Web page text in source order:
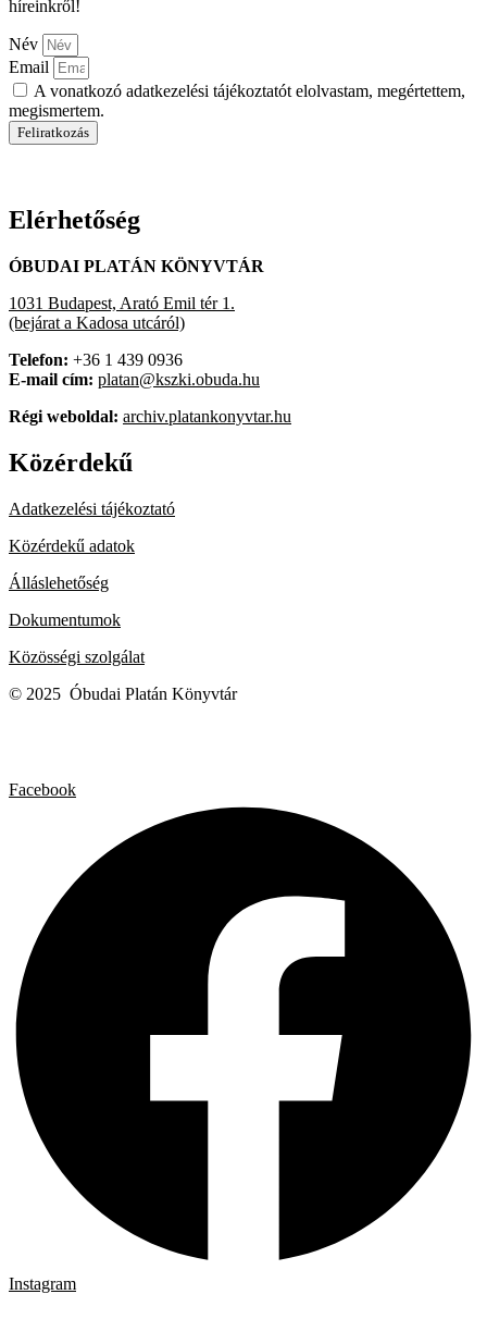
híreinkről!
Név
Email
A vonatkozó adatkezelési tájékoztatót elolvastam, megértettem,
megismertem.
Feliratkozás
Elérhetőség
ÓBUDAI PLATÁN KÖNYVTÁR
1031 Budapest, Arató Emil tér 1.
(bejárat a Kadosa utcáról)
Telefon: +36 1 439 0936
E-mail cím: platan@kszki.obuda.hu
Régi weboldal: archiv.platankonyvtar.hu
Közérdekű
Adatkezelési tájékoztató
Közérdekű adatok
Álláslehetőség
Dokumentumok
Közösségi szolgálat
© 2025 Óbudai Platán Könyvtár
Facebook
Instagram